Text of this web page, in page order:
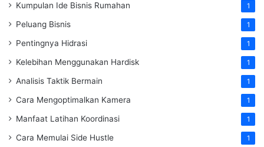
Kumpulan Ide Bisnis Rumahan 1
Peluang Bisnis 1
Pentingnya Hidrasi 1
Kelebihan Menggunakan Hardisk 1
Analisis Taktik Bermain 1
Cara Mengoptimalkan Kamera 1
Manfaat Latihan Koordinasi 1
Cara Memulai Side Hustle 1